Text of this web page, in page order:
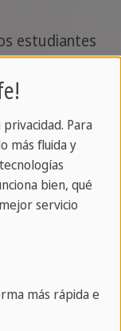
estudiantes
un
permite vivir y
y practicar
Para
más fluida y
bien, qué
servicio
más rápida e